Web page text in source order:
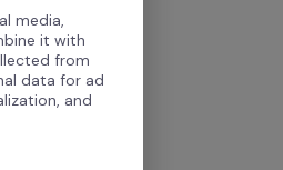
media,
it with
from
data for ad
and